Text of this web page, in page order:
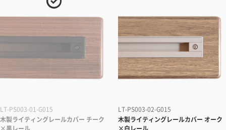
LT-PS003-01-G015
木製ライティングレールカバー チーク
LT-PS003-02-G015
木製ライティングレールカバー オーク